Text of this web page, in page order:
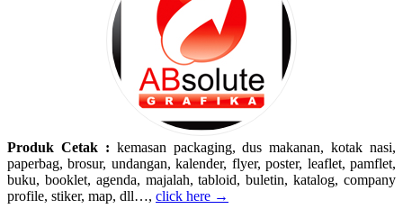
Produk Cetak : kemasan packaging, dus makanan, kotak nasi,
paperbag, brosur, undangan, kalender, flyer, poster, leaflet, pamflet,
buku, booklet, agenda, majalah, tabloid, buletin, katalog, company
profile, stiker, map, dll…, click here →